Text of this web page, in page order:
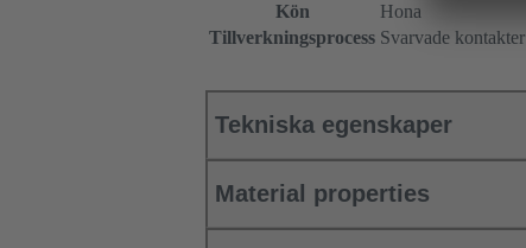
Kön
Hona
Tillverkningsprocess Svarvade kontakter
Tekniska egenskaper
Material properties